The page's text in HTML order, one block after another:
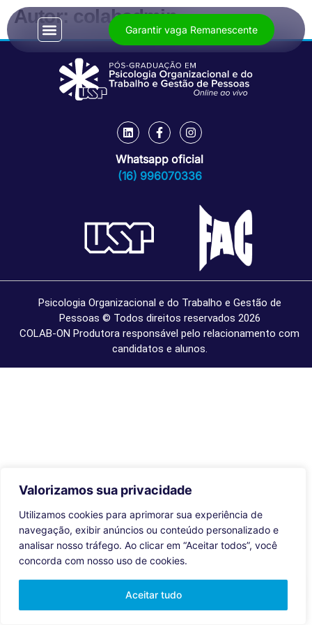
Valorizamos sua privacidade
Utilizamos cookies para aprimorar sua experiência de
navegação, exibir anúncios ou conteúdo personalizado e
analisar nosso tráfego. Ao clicar em “Aceitar todos”, você
concorda com nosso uso de cookies.
Aceitar tudo
Garantir vaga Remanescente
Autor: colabadmin
Whatsapp oficial
(16) 996070336
Psicologia Organizacional e do Trabalho e Gestão de
Pessoas © Todos direitos reservados 2026
COLAB-ON Produtora responsável pelo relacionamento com
candidatos e alunos.